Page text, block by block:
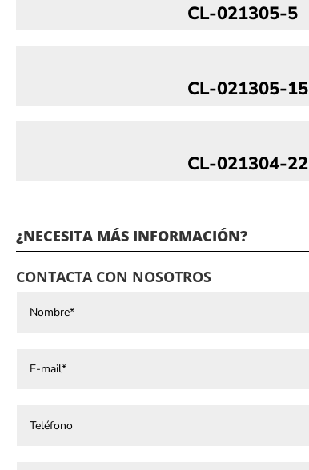
CL-021305-5
CL-021305-15
CL-021304-22
¿NECESITA MÁS INFORMACIÓN?
CONTACTA CON NOSOTROS